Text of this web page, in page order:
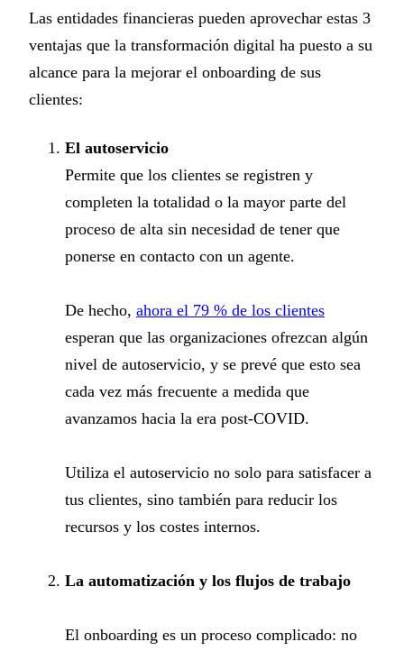
Las entidades financieras pueden aprovechar estas 3
ventajas que la transformación digital ha puesto a su
alcance para la mejorar el onboarding de sus
clientes:
El autoservicio
Permite que los clientes se registren y
completen la totalidad o la mayor parte del
proceso de alta sin necesidad de tener que
ponerse en contacto con un agente.
De hecho, ahora el 79 % de los clientes
esperan que las organizaciones ofrezcan algún
nivel de autoservicio, y se prevé que esto sea
cada vez más frecuente a medida que
avanzamos hacia la era post-COVID.
Utiliza el autoservicio no solo para satisfacer a
tus clientes, sino también para reducir los
recursos y los costes internos.
La automatización y los flujos de trabajo
El onboarding es un proceso complicado: no